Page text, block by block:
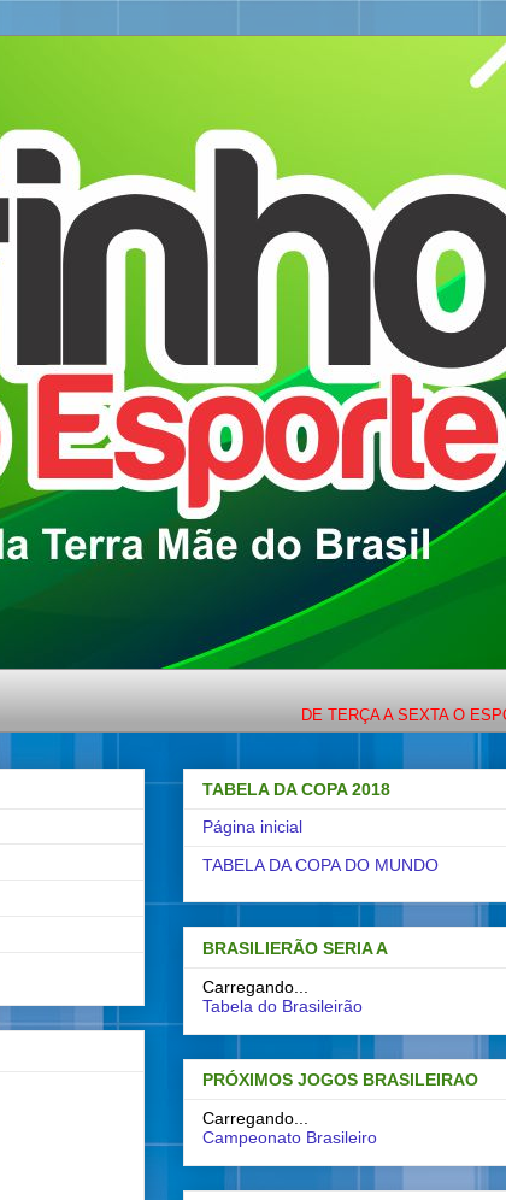
DE TERÇA A SEXTA O ESPORTE
TABELA DA COPA 2018
Página inicial
TABELA DA COPA DO MUNDO
BRASILIERÃO SERIA A
Carregando...
Tabela do Brasileirão
PRÓXIMOS JOGOS BRASILEIRAO
Carregando...
Campeonato Brasileiro